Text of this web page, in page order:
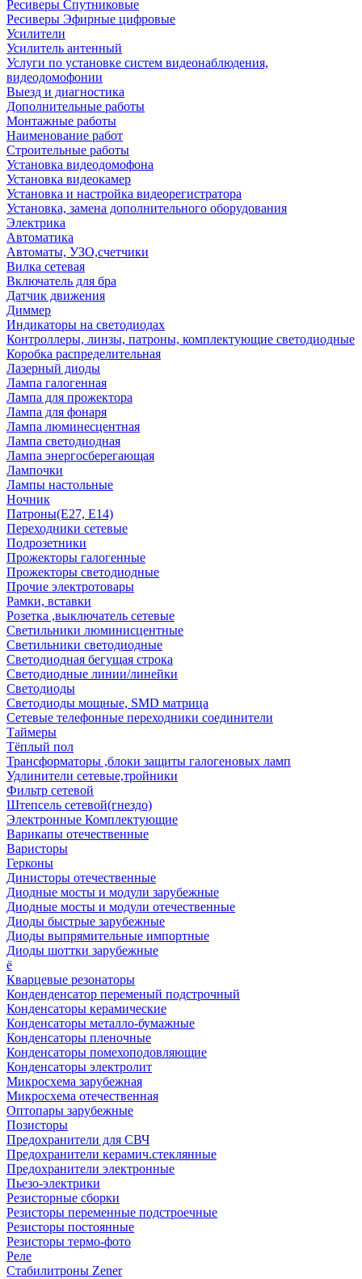
Ресиверы Спутниковые
Ресиверы Эфирные цифровые
Усилители
Усилитель антенный
Услуги по установке систем видеонаблюдения,
видеодомофонии
Выезд и диагностика
Дополнительные работы
Монтажные работы
Наименование работ
Строительные работы
Установка видеодомофона
Установка видеокамер
Установка и настройка видеорегистратора
Установка, замена дополнительного оборудования
Электрика
Автоматика
Автоматы, УЗО,счетчики
Вилка сетевая
Включатель для бра
Датчик движения
Диммер
Индикаторы на светодиодах
Контроллеры, линзы, патроны, комплектующие светодиодные
Коробка распределительная
Лазерный диоды
Лампа галогенная
Лампа для прожектора
Лампа для фонаря
Лампа люминесцентная
Лампа светодиодная
Лампа энергосберегающая
Лампочки
Лампы настольные
Ночник
Патроны(Е27, Е14)
Переходники сетевые
Подрозетники
Прожекторы галогенные
Прожекторы светодиодные
Прочие электротовары
Рамки, вставки
Розетка ,выключатель сетевые
Светильники люминисцентные
Светильники светодиодные
Светодиодная бегущая строка
Светодиодные линии/линейки
Светодиоды
Светодиоды мощные, SMD матрица
Сетевые телефонные переходники соединители
Таймеры
Тёплый пол
Трансформаторы ,блоки защиты галогеновых ламп
Удлинители сетевые,тройники
Фильтр сетевой
Штепсель сетевой(гнездо)
Электронные Комплектующие
Варикапы отечественные
Варисторы
Герконы
Динисторы отечественные
Диодные мосты и модули зарубежные
Диодные мосты и модули отечественные
Диоды быстрые зарубежные
Диоды выпрямительные импортные
Диоды шоттки зарубежные
ё
Кварцевые резонаторы
Конденденсатор переменый подстрочный
Конденсаторы керамические
Конденсаторы металло-бумажные
Конденсаторы пленочные
Конденсаторы помехоподовляющие
Конденсаторы электролит
Микросхема зарубежная
Микросхема отечественная
Оптопары зарубежные
Позисторы
Предохранители для СВЧ
Предохранители керамич.стеклянные
Предохранители электронные
Пьезо-электрики
Резисторные сборки
Резисторы переменные подстроечные
Резисторы постоянные
Резисторы термо-фото
Реле
Стабилитроны Zener